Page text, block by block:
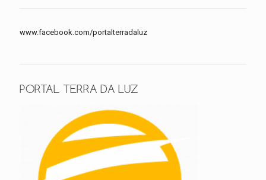
www.facebook.com/portalterradaluz
PORTAL TERRA DA LUZ